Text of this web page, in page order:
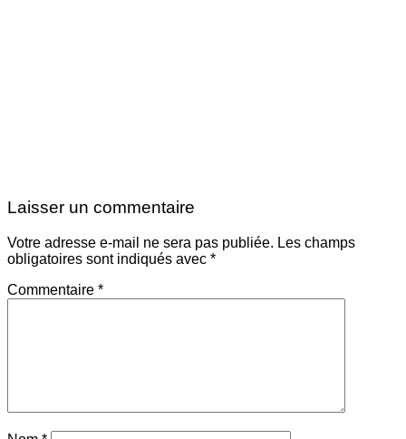
Laisser un commentaire
Votre adresse e-mail ne sera pas publiée. Les champs
obligatoires sont indiqués avec *
Commentaire *